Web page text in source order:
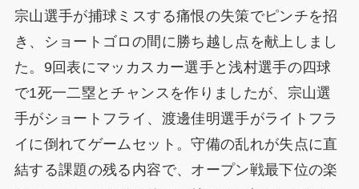
宗山選手が捕球ミスする痛恨の失策でピンチを招
き、ショートゴロの間に勝ち越し点を献上しまし
た。9回表にマッカスカー選手と浅村選手の四球
で1死一二塁とチャンスを作りましたが、宗山選
手がショートフライ、渡邊佳明選手がライトフラ
イに倒れてゲームセット。守備の乱れが失点に直
結する課題の残る内容で、オープン戦最下位の楽